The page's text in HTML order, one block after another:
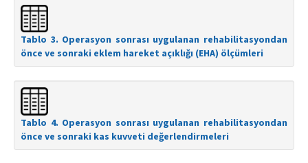
Tablo 3. Operasyon sonrası uygulanan rehabilitasyondan
önce ve sonraki eklem hareket açıklığı (EHA) ölçümleri
Tablo 4. Operasyon sonrası uygulanan rehabilitasyondan
önce ve sonraki kas kuvveti değerlendirmeleri